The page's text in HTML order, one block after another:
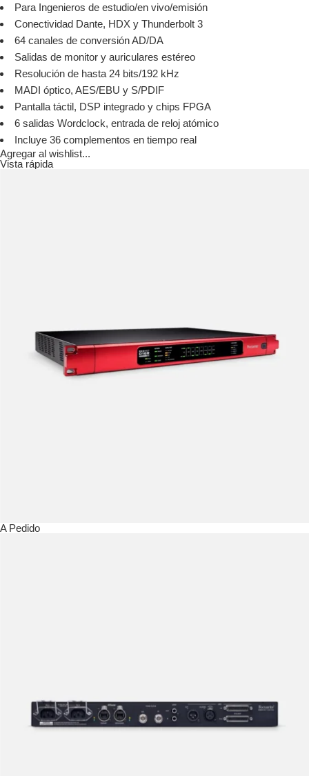
Para Ingenieros de estudio/en vivo/emisión
Conectividad Dante, HDX y Thunderbolt 3
64 canales de conversión AD/DA
Salidas de monitor y auriculares estéreo
Resolución de hasta 24 bits/192 kHz
MADI óptico, AES/EBU y S/PDIF
Pantalla táctil, DSP integrado y chips FPGA
6 salidas Wordclock, entrada de reloj atómico
Incluye 36 complementos en tiempo real
Agregar al wishlist...
Vista rápida
A Pedido